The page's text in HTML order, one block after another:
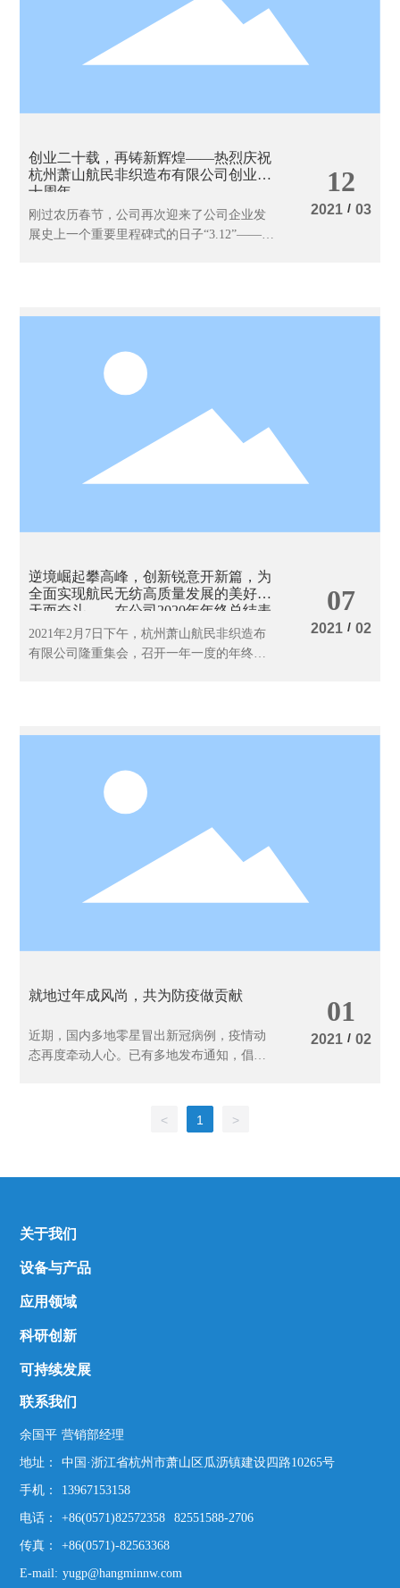
创业二十载，再铸新辉煌——热烈庆祝
杭州萧山航民非织造布有限公司创业二
十周年
刚过农历春节，公司再次迎来了公司企业发
展史上一个重要里程碑式的日子“3.12”——创
愉乐，满怀信心和畅想。
12
2021 / 03
逆境崛起攀高峰，创新锐意开新篇，为
全面实现航民无纺高质量发展的美好明
天而奋斗——在公司2020年年终总结表
彰大会
2021年2月7日下午，杭州萧山航民非织造布
有限公司隆重集会，召开一年一度的年终总
美好明天而奋斗》的工作报告。
07
2021 / 02
就地过年成风尚，共为防疫做贡献
近期，国内多地零星冒出新冠病例，疫情动
态再度牵动人心。已有多地发布通知，倡导
起很多外来务工者的关注；公司给出的答案
是：没有必要的情况下，一律倡导在杭过
01
2021 / 02
< 1 >
关于我们
设备与产品
应用领域
科研创新
可持续发展
联系我们
余国平 营销部经理
地址： 中国·浙江省杭州市萧山区瓜沥镇建设四路10265号
手机： 13967153158
电话： +86(0571)82572358 82551588-2706
传真： +86(0571)-82563368
E-mail: yugp@hangminnw.com